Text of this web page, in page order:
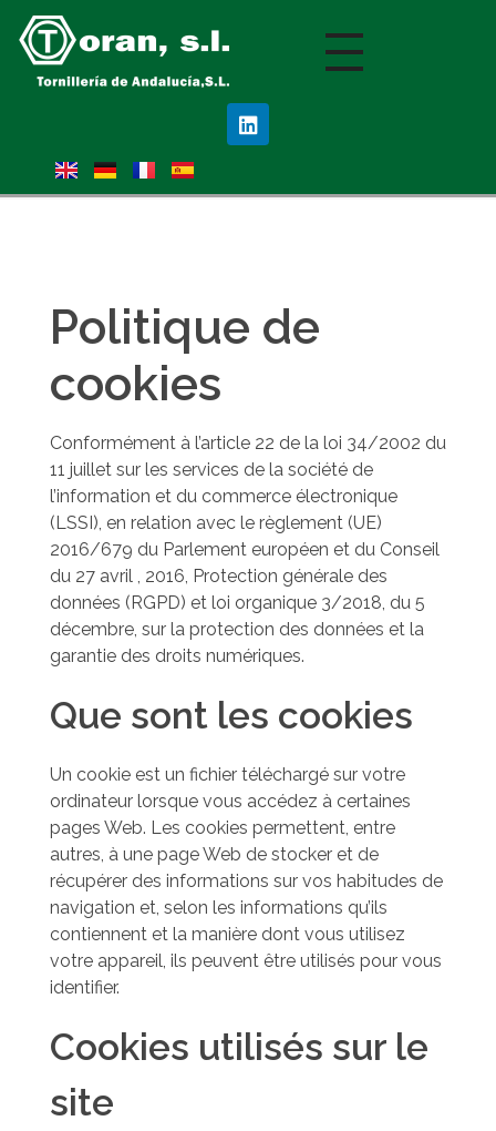
Nota:
este
sitio
sistema
de
Politique de
cookies
Conformément à l’article 22 de la loi 34/2002 du
11 juillet sur les services de la société de
l’information et du commerce électronique
(LSSI), en relation avec le règlement (UE)
2016/679 du Parlement européen et du Conseil
du 27 avril , 2016, Protection générale des
données (RGPD) et loi organique 3/2018, du 5
décembre, sur la protection des données et la
garantie des droits numériques.
Que sont les cookies
Un cookie est un fichier téléchargé sur votre
ordinateur lorsque vous accédez à certaines
pages Web. Les cookies permettent, entre
autres, à une page Web de stocker et de
récupérer des informations sur vos habitudes de
navigation et, selon les informations qu’ils
contiennent et la manière dont vous utilisez
votre appareil, ils peuvent être utilisés pour vous
identifier.
Cookies utilisés sur le
site